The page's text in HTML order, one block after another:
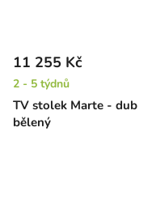
TV stolek Marte - dub
bělený
11 255 Kč
2 - 5 týdnů